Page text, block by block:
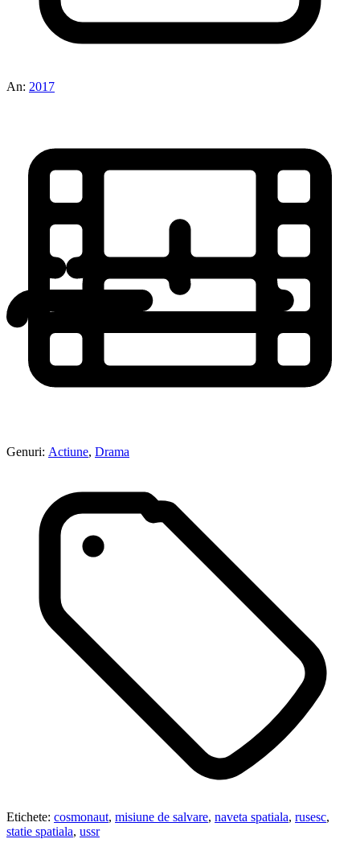
An: 2017
Genuri: Actiune, Drama
Etichete: cosmonaut, misiune de salvare, naveta spatiala, rusesc,
statie spatiala, ussr